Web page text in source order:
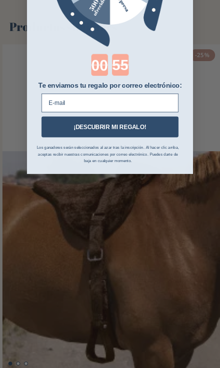
Productos similares
-25%
Countdown ends in:
Te enviamos tu regalo por correo electrónico:
¡DESCUBRIR MI REGALO!
Los ganadores serán seleccionados al azar tras la inscripción. Al hacer clic arriba,
aceptas recibir nuestras comunicaciones por correo electrónico. Puedes darte de
baja en cualquier momento.